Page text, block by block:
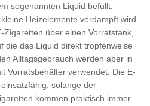
sogenannten Liquid befüllt,
Heizelemente verdampft wird.
Zigaretten über einen Vorratstank,
die das Liquid direkt tropfenweise
Alltagsgebrauch werden aber in
Vorratsbehälter verwendet. Die E-
solange der
kommen praktisch immer